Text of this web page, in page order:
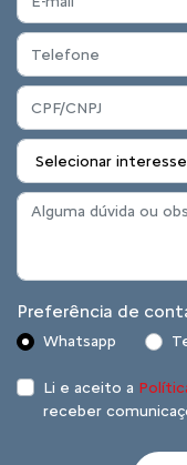
Preferência de
Whatsapp
Li e aceito a
receber